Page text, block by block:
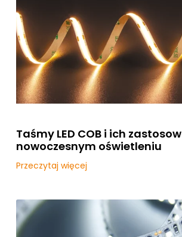
Taśmy LED COB i ich
nowoczesnym oświetleniu
Przeczytaj więcej